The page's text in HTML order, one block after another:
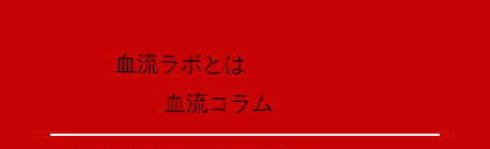
​血流コラム
血流ラボとは